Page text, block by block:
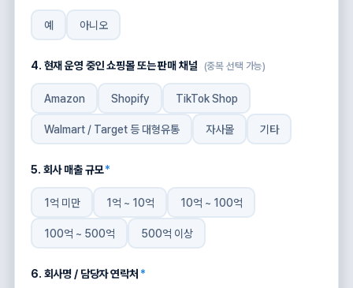
예 아니오
4. 현재 운영 중인 쇼핑몰 또는 판매 채널 (중복 선택 가능)
Amazon Shopify TikTok Shop
Walmart / Target 등 대형유통 자사몰 기타
5. 회사 매출 규모*
1억 미만 1억 ~ 10억 10억 ~ 100억
100억 ~ 500억 500억 이상
6. 회사명 / 담당자 연락처 *